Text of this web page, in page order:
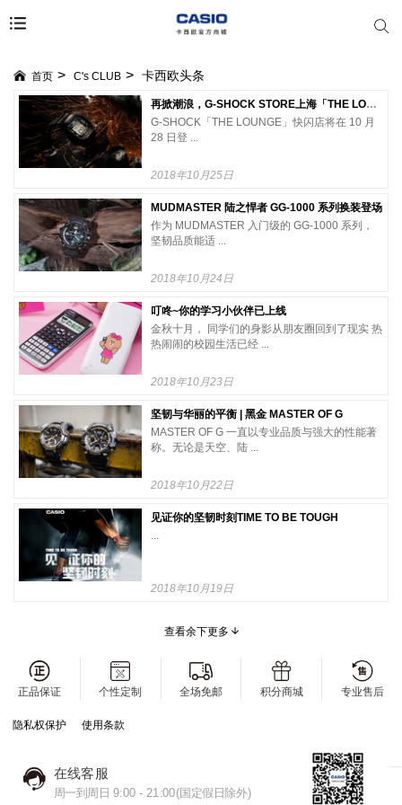
首页 C's CLUB 卡西欧头条
再掀潮浪，G-SHOCK STORE上海「THE LOUNGE」快闪店登场
G-SHOCK「THE LOUNGE」快闪店将在 10 月
28 日登 ...
2018年10月25日
MUDMASTER 陆之悍者 GG-1000 系列换装登场
作为 MUDMASTER 入门级的 GG-1000 系列，
坚韧品质能适 ...
2018年10月24日
叮咚~你的学习小伙伴已上线
金秋十月， 同学们的身影从朋友圈回到了现实 热
热闹闹的校园生活已经 ...
2018年10月23日
坚韧与华丽的平衡 | 黑金 MASTER OF G
MASTER OF G 一直以专业品质与强大的性能著
称。无论是天空、陆 ...
2018年10月22日
见证你的坚韧时刻TIME TO BE TOUGH
...
2018年10月19日
查看余下更多
正品保证 个性定制 全场免邮 积分商城 专业售后
隐私权保护 使用条款
在线客服
周一到周日 9:00 - 21:00(国定假日除外)